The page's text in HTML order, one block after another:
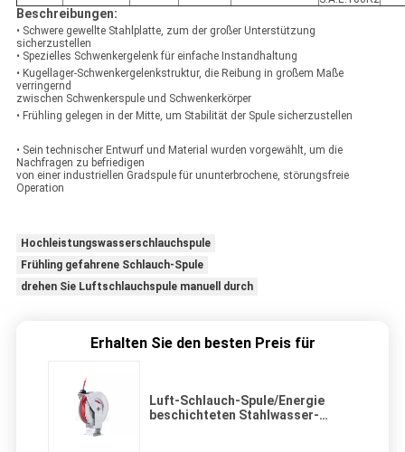
Beschreibungen:
• Schwere gewellte Stahlplatte, zum der großer Unterstützung
sicherzustellen
• Spezielles Schwenkergelenk für einfache Instandhaltung
• Kugellager-Schwenkergelenkstruktur, die Reibung in großem Maße
verringernd
zwischen Schwenkerspule und Schwenkerkörper
• Frühling gelegen in der Mitte, um Stabilität der Spule sicherzustellen
• Sein technischer Entwurf und Material wurden vorgewählt, um die
Nachfragen zu befriedigen
von einer industriellen Gradspule für ununterbrochene, störungsfreie
Operation
Hochleistungswasserschlauchspule
Frühling gefahrene Schlauch-Spule
drehen Sie Luftschlauchspule manuell durch
Erhalten Sie den besten Preis für
Luft-Schlauch-Spule/Energie
beschichteten Stahlwasser-